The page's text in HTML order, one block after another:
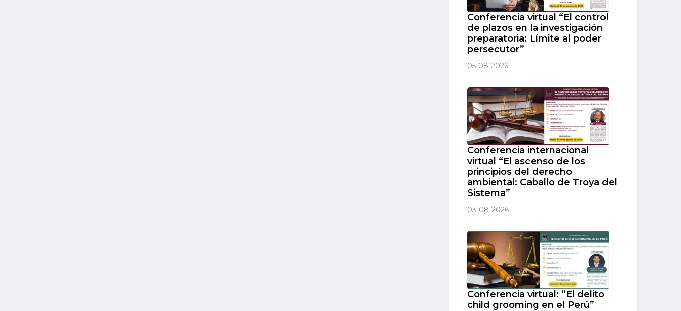
Conferencia virtual “El control
de plazos en la investigación
preparatoria: Límite al poder
persecutor”
05-08-2026
Conferencia internacional
virtual “El ascenso de los
principios del derecho
ambiental: Caballo de Troya del
Sistema”
03-08-2026
Conferencia virtual: “El delito
child grooming en el Perú”